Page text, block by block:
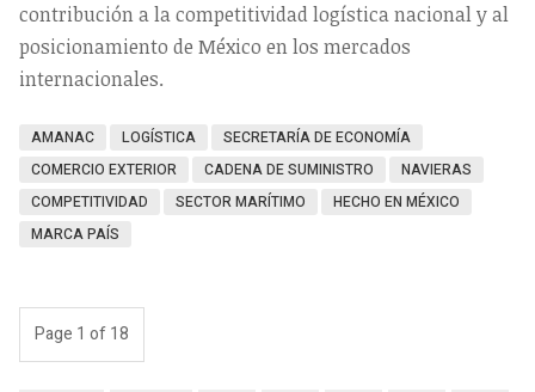
contribución a la competitividad logística nacional y al
posicionamiento de México en los mercados
internacionales.
AMANAC LOGÍSTICA
SECRETARÍA DE ECONOMÍA
COMERCIO EXTERIOR
CADENA DE SUMINISTRO
NAVIERAS
COMPETITIVIDAD
SECTOR MARÍTIMO
HECHO EN MÉXICO
MARCA PAÍS
Page 1 of 18